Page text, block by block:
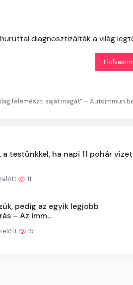
diagnosztizálták a világ
felemészti saját magát” – Autoimmun
testünkkel, ha napi 11 pohár vizet
11
pedig az egyik legjobb
– Az imm...
15